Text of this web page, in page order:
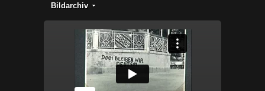
Bildarchiv